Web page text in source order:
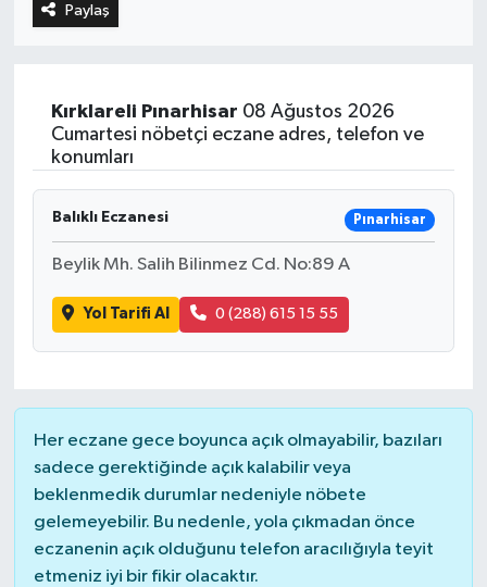
Paylaş
Kırklareli Pınarhisar 08 Ağustos 2026
Cumartesi nöbetçi eczane adres, telefon ve
konumları
Balıklı Eczanesi Pınarhisar
Beylik Mh. Salih Bilinmez Cd. No:89 A
Yol Tarifi Al 0 (288) 615 15 55
Her eczane gece boyunca açık olmayabilir, bazıları
sadece gerektiğinde açık kalabilir veya
beklenmedik durumlar nedeniyle nöbete
gelemeyebilir. Bu nedenle, yola çıkmadan önce
eczanenin açık olduğunu telefon aracılığıyla teyit
etmeniz iyi bir fikir olacaktır.
Sağlık
Son Dakika Haberleri